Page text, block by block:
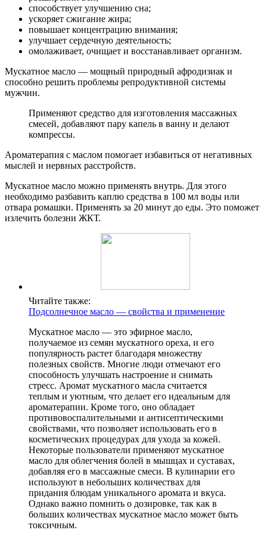
способствует улучшению сна;
ускоряет сжигание жира;
повышает концентрацию внимания;
улучшает сердечную деятельность;
омолаживает, очищает и восстанавливает организм.
Мускатное масло — мощный природный афродизиак и
способно решить проблемы репродуктивной системы
мужчин.
Применяют средство для изготовления массажных
смесей, добавляют пару капель в ванну и делают
компрессы.
Ароматерапия с маслом помогает избавиться от негативных
мыслей и нервных расстройств.
Мускатное масло можно применять внутрь. Для этого
необходимо разбавить каплю средства в 100 мл воды или
отвара ромашки. Применять за 20 минут до еды. Это поможет
излечить болезни ЖКТ.
Читайте также:
Подсолнечное масло — свойства и применение
Мускатное масло — это эфирное масло,
получаемое из семян мускатного ореха, и его
популярность растет благодаря множеству
полезных свойств. Многие люди отмечают его
способность улучшать настроение и снимать
стресс. Аромат мускатного масла считается
теплым и уютным, что делает его идеальным для
ароматерапии. Кроме того, оно обладает
противовоспалительными и антисептическими
свойствами, что позволяет использовать его в
косметических процедурах для ухода за кожей.
Некоторые пользователи применяют мускатное
масло для облегчения болей в мышцах и суставах,
добавляя его в массажные смеси. В кулинарии его
используют в небольших количествах для
придания блюдам уникального аромата и вкуса.
Однако важно помнить о дозировке, так как в
больших количествах мускатное масло может быть
токсичным.